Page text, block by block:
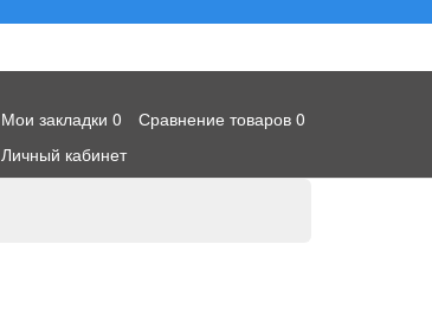
Мои закладки 0 Сравнение товаров 0
Личный кабинет